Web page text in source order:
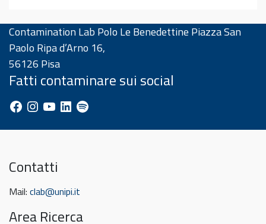
Contamination Lab Polo Le Benedettine Piazza San
Paolo Ripa d’Arno 16,
56126 Pisa
Fatti contaminare sui social
Facebook
Instagram
YouTube
LinkedInSpotify
Contatti
Mail: clab@unipi.it
Area Ricerca